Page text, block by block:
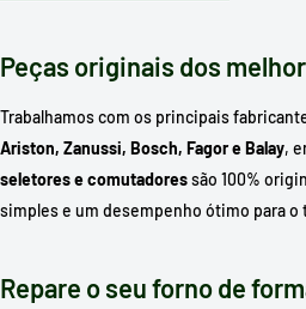
Peças originais dos
Trabalhamos com os principais
Ariston, Zanussi, Bosch, Fagor e Balay,
seletores e comutadoressão 100%
simples e um desempenho ótimo para o
Repare o seu forno de